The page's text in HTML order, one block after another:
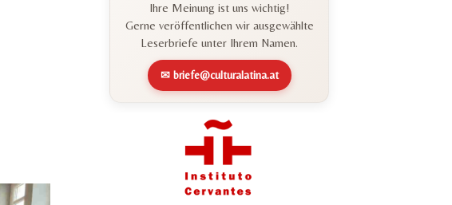
Ihre Meinung ist uns wichtig!
Gerne veröffentlichen wir ausgewählte
Leserbriefe unter Ihrem Namen.
✉ briefe@culturalatina.at